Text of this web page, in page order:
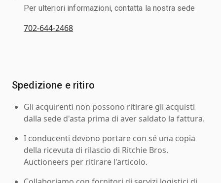
Per ulteriori informazioni, contatta la nostra sede
702-644-2468
Spedizione e ritiro
Gli acquirenti non possono ritirare gli acquisti
dalla sede d'asta prima di aver saldato la fattura.
I conducenti devono portare con sé una copia
della ricevuta di rilascio di Ritchie Bros.
Auctioneers per ritirare l'articolo.